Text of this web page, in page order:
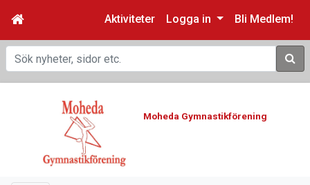
Aktiviteter Logga in Bli Medlem!
Sök
Moheda Gymnastikförening